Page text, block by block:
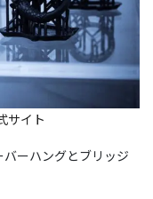
サイト
ーハングとブリッジ